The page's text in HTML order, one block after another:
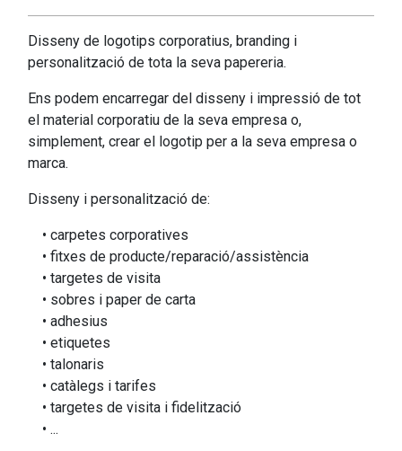
Disseny de logotips corporatius, branding i
personalització de tota la seva papereria.
Ens podem encarregar del disseny i impressió de tot
el material corporatiu de la seva empresa o,
simplement, crear el logotip per a la seva empresa o
marca.
Disseny i personalització de:
• carpetes corporatives
• fitxes de producte/reparació/assistència
• targetes de visita
• sobres i paper de carta
• adhesius
• etiquetes
• talonaris
• catàlegs i tarifes
• targetes de visita i fidelització
• ...